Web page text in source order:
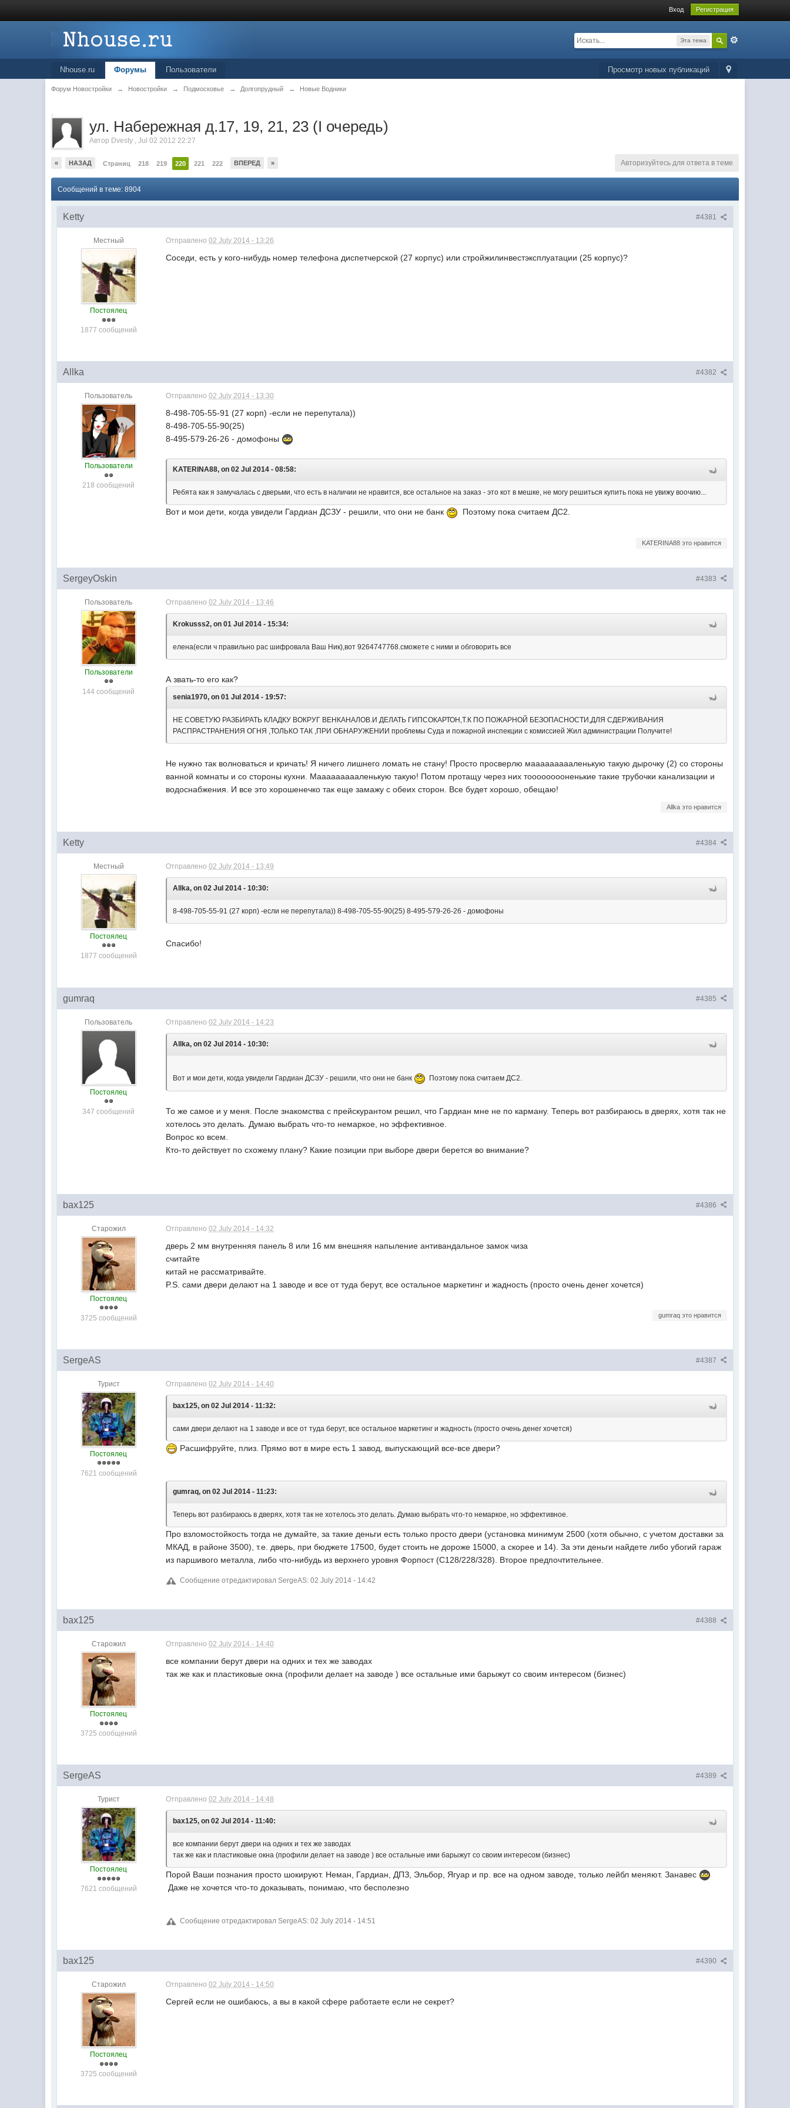
Вход Регистрация
Эта тема
Просмотр новых публикаций
Nhouse.ru Форумы Пользователи
Форум Новостройки → Новостройки → Подмосковье → Долгопрудный → Новые Водники
.
ул. Набережная д.17, 19, 21, 23 (I очередь)
Автор Dvesty ,Jul 02 2012 22:27
« НАЗАД Страниц 218 219 220 221 222 ВПЕРЕД » Авторизуйтесь для ответа в теме
Сообщений в теме: 8904
#4381
Ketty
Местный
Постоялец
1877 сообщений
Отправлено02 July 2014 - 13:26
Соседи, есть у кого-нибудь номер телефона диспетчерской (27 корпус) или стройжилинвестэксплуатации (25 корпус)?
#4382
Allka
Пользователь
Пользователи
218 сообщений
Отправлено02 July 2014 - 13:30
8-498-705-55-91 (27 корп) -если не перепутала))
8-498-705-55-90(25)
8-495-579-26-26 - домофоны
KATERINA88, on 02 Jul 2014 - 08:58:
Ребята как я замучалась с дверьми, что есть в наличии не нравится, все остальное на заказ - это кот в мешке, не могу решиться купить пока не увижу воочию...
Вот и мои дети, когда увидели Гардиан ДСЗУ - решили, что они не банк Поэтому пока считаем ДС2.
KATERINA88 это нравится
#4383
SergeyOskin
Пользователь
Пользователи
144 сообщений
Отправлено02 July 2014 - 13:46
Krokusss2, on 01 Jul 2014 - 15:34:
елена(если ч правильно рас шифровала Ваш Ник),вот 9264747768.сможете с ними и обговорить все
А звать-то его как?
senia1970, on 01 Jul 2014 - 19:57:
НЕ СОВЕТУЮ РАЗБИРАТЬ КЛАДКУ ВОКРУГ ВЕНКАНАЛОВ.И ДЕЛАТЬ ГИПСОКАРТОН,Т.К ПО ПОЖАРНОЙ БЕЗОПАСНОСТИ,ДЛЯ СДЕРЖИВАНИЯ
РАСПРАСТРАНЕНИЯ ОГНЯ ,ТОЛЬКО ТАК ,ПРИ ОБНАРУЖЕНИИ проблемы Суда и пожарной инспекции с комиссией Жил администрации Получите!
Не нужно так волноваться и кричать! Я ничего лишнего ломать не стану! Просто просверлю маааааааааленькую такую дырочку (2) со стороны
ванной комнаты и со стороны кухни. Маааааааааленькую такую! Потом протащу через них тооооооооненькие такие трубочки канализации и
водоснабжения. И все это хорошенечко так еще замажу с обеих сторон. Все будет хорошо, обещаю!
Allka это нравится
#4384
Ketty
Местный
Постоялец
1877 сообщений
Отправлено02 July 2014 - 13:49
Allka, on 02 Jul 2014 - 10:30:
8-498-705-55-91 (27 корп) -если не перепутала)) 8-498-705-55-90(25) 8-495-579-26-26 - домофоны
Спасибо!
#4385
gumraq
Пользователь
Постоялец
347 сообщений
Отправлено02 July 2014 - 14:23
Allka, on 02 Jul 2014 - 10:30:
Вот и мои дети, когда увидели Гардиан ДСЗУ - решили, что они не банк Поэтому пока считаем ДС2.
То же самое и у меня. После знакомства с прейскурантом решил, что Гардиан мне не по карману. Теперь вот разбираюсь в дверях, хотя так не
хотелось это делать. Думаю выбрать что-то немаркое, но эффективное.
Вопрос ко всем.
Кто-то действует по схожему плану? Какие позиции при выборе двери берется во внимание?
#4386
bax125
Старожил
Постоялец
3725 сообщений
Отправлено02 July 2014 - 14:32
дверь 2 мм внутренняя панель 8 или 16 мм внешняя напыление антивандальное замок чиза
считайте
китай не рассматривайте.
P.S. сами двери делают на 1 заводе и все от туда берут, все остальное маркетинг и жадность (просто очень денег хочется)
gumraq это нравится
#4387
SergeAS
Турист
Постоялец
7621 сообщений
Отправлено02 July 2014 - 14:40
bax125, on 02 Jul 2014 - 11:32:
сами двери делают на 1 заводе и все от туда берут, все остальное маркетинг и жадность (просто очень денег хочется)
Расшифруйте, плиз. Прямо вот в мире есть 1 завод, выпускающий все-все двери?
gumraq, on 02 Jul 2014 - 11:23:
Теперь вот разбираюсь в дверях, хотя так не хотелось это делать. Думаю выбрать что-то немаркое, но эффективное.
Про взломостойкость тогда не думайте, за такие деньги есть только просто двери (установка минимум 2500 (хотя обычно, с учетом доставки за
МКАД, в районе 3500), т.е. дверь, при бюджете 17500, будет стоить не дороже 15000, а скорее и 14). За эти деньги найдете либо убогий гараж
из паршивого металла, либо что-нибудь из верхнего уровня Форпост (С128/228/328). Второе предпочтительнее.
Сообщение отредактировал SergeAS: 02 July 2014 - 14:42
#4388
bax125
Старожил
Постоялец
3725 сообщений
Отправлено02 July 2014 - 14:40
все компании берут двери на одних и тех же заводах
так же как и пластиковые окна (профили делает на заводе ) все остальные ими барыжут со своим интересом (бизнес)
#4389
SergeAS
Турист
Постоялец
7621 сообщений
Отправлено02 July 2014 - 14:48
bax125, on 02 Jul 2014 - 11:40:
все компании берут двери на одних и тех же заводах
так же как и пластиковые окна (профили делает на заводе ) все остальные ими барыжут со своим интересом (бизнес)
Порой Ваши познания просто шокируют. Неман, Гардиан, ДПЗ, Эльбор, Ягуар и пр. все на одном заводе, только лейбл меняют. Занавес
Даже не хочется что-то доказывать, понимаю, что бесполезно
Сообщение отредактировал SergeAS: 02 July 2014 - 14:51
#4390
bax125
Старожил
Постоялец
3725 сообщений
Отправлено02 July 2014 - 14:50
Сергей если не ошибаюсь, а вы в какой сфере работаете если не секрет?